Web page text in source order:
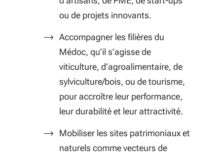
ou de projets innovants.
Accompagner les filières du
Médoc, qu’il s’agisse de
viticulture, d’agroalimentaire, de
sylviculture/bois, ou de tourisme,
pour accroître leur performance,
leur durabilité et leur attractivité.
Mobiliser les sites patrimoniaux et
naturels comme vecteurs de